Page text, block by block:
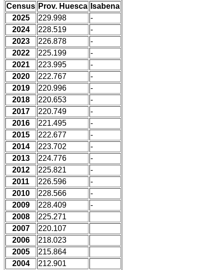
Census Prov. Huesca Isabena
2025
229.998
-
2024
228.519
-
2023
226.878
-
2022
225.199
-
2021
223.995
-
2020
222.767
-
2019
220.996
-
2018
220.653
-
2017
220.749
-
2016
221.495
-
2015
222.677
-
2014
223.702
-
2013
224.776
-
2012
225.821
-
2011
226.596
-
2010
228.566
-
2009
228.409
-
2008
225.271
2007
220.107
2006
218.023
2005
215.864
2004
212.901